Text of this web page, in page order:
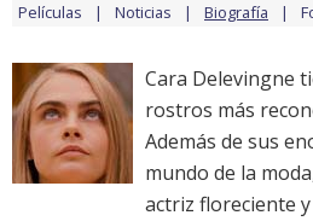
Películas Noticias Biografía
Cara Delevingne
rostros más
Además de sus
mundo de la
actriz floreciente